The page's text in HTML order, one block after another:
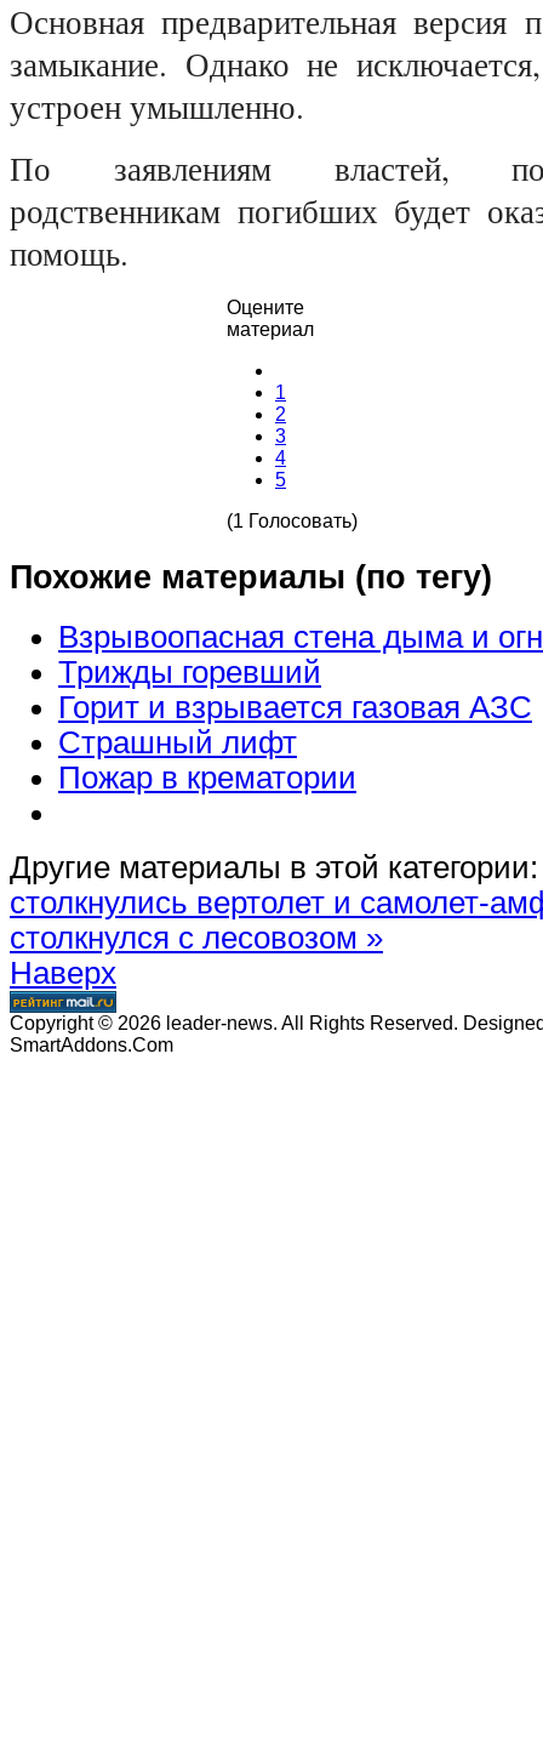
Основная предварительная версия
замыкание. Однако не
устроен умышленно.
По заявлениям властей,
родственникам погибших будет
помощь.
Оцените
материал
1
2
3
4
5
(1 Голосовать)
Похожие материалы (по тегу)
Взрывоопасная стена дыма и
Трижды горевший
Горит и взрывается газовая АЗС
Страшный лифт
Пожар в крематории
Другие материалы в этой категории:
столкнулись вертолет и самолет-
столкнулся с лесовозом »
Наверх
Copyright © 2026 leader-news. All Rights Reserved.
SmartAddons.Com